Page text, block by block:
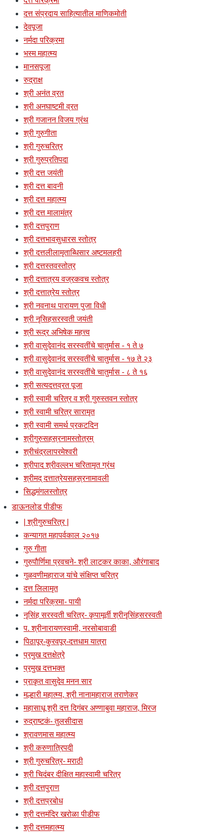
दत्त संप्रदाय साहित्यातील माणिकमोती
देवपूजा
नर्मदा परिक्रमा
भस्म महात्म्य
मानसपूजा
रुद्राक्ष
श्री अनंत व्रत
श्री अनघाष्टमी व्रत
श्री गजानन विजय ग्रंथ
श्री गुरुगीता
श्री गुरुचरित्र
श्री गुरुप्रतिपदा
श्री दत्त जयंती
श्री दत्त बावनी
श्री दत्त महात्म्य
श्री दत्त मालामंत्र
श्री दत्तपुराण
श्री दत्तभावसुधारस स्तोत्र
श्री दत्तलीलामृताब्धिसार अष्टमलहरी
श्री दत्तस्तवस्तोत्र
श्री दत्तात्रय वज्रकवच स्तोत्र
श्री दत्तात्रेय स्तोत्र
श्री नवनाथ पारायण पुजा विधी
श्री नृसिहसरस्वती जयंती
श्री रूद्र अभिषेक महत्त्व
श्री वासुदेवानंद सरस्वतींचे चातुर्मास - १ ते ७
श्री वासुदेवानंद सरस्वतींचे चातुर्मास - १७ ते २३
श्री वासुदेवानंद सरस्वतींचे चातुर्मास - ८ ते १६
श्री सत्यदत्तव्रत पूजा
श्री स्वामी चरित्र व श्री गुरुस्तवन स्तोत्र
श्री स्वामी चरित्र सारामृत
श्री स्वामी समर्थ प्रकटदिन
श्रीगुरुसहस्रनामस्तोत्रम्
श्रीचंद्रलापरमेश्वरी
श्रीपाद श्रीवल्लभ चरितामृत ग्रंथ
श्रीमद् दत्तात्रेयसहस्रनामावली
सिद्धमंगलस्तोत्र
डाऊनलोड पीडीफ
| श्रीगुरुचरित्र |
कन्यागत महापर्वकाल २०१७
गुरु गीता
गुरुपौर्णिमा प्रवचने- श्री लाटकर काका, औरंगाबाद
गुळवणीमहाराज यांचे संक्षिप्त चरित्र
दत्त लिलामृत
नर्मदा परिक्रमा- पायी
नृसिंह सरस्वती चरित्र- कृपामूर्ती श्रीनृसिंहसरस्वती
प. श्रीनारायणस्वामी, नरसोबावाडी
पिठापूर-कुरवपूर-दत्तधाम यात्रा
प्रमुख दत्तक्षेत्रे
प्रमुख दत्तभक्त
प्राकृत वासुदेव मनन सार
मल्हारी महात्म्य, श्री नानामहाराज तराणेकर
महासाधू श्री दत्त दिगंबर अण्णाबुवा महाराज, मिरज
रुद्राष्टकं- तुलसीदास
श्रावणमास महात्म्य
श्री करुणात्रिपदी
श्री गुरुचरित्र- मराठी
श्री चिदंबर दीक्षित महास्वामी चरित्र
श्री दत्तपुराण
श्री दत्तप्रबोध
श्री दत्तमंदिर खरोळा पीडीफ
श्री दत्तमहात्म्य